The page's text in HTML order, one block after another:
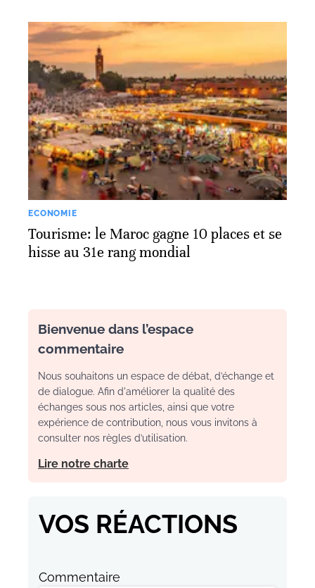
ECONOMIE
Tourisme: le Maroc gagne 10 places et se
hisse au 31e rang mondial
Bienvenue dans l’espace
commentaire
Nous souhaitons un espace de débat, d’échange et
de dialogue. Afin d'améliorer la qualité des
échanges sous nos articles, ainsi que votre
expérience de contribution, nous vous invitons à
consulter nos règles d’utilisation.
Lire notre charte
VOS RÉACTIONS
Commentaire